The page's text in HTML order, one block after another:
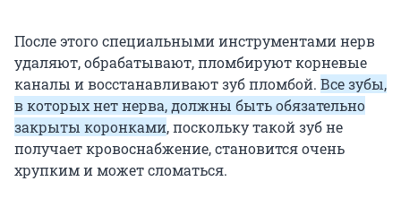
После этого специальными инструментами нерв
удаляют, обрабатывают, пломбируют корневые
каналы и восстанавливают зуб пломбой. Все зубы,
в которых нет нерва, должны быть обязательно
закрыты коронками, поскольку такой зуб не
получает кровоснабжение, становится очень
хрупким и может сломаться.